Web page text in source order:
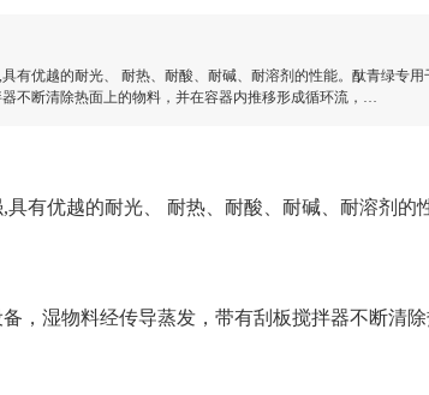
有优越的耐光、 耐热、耐酸、耐碱、耐溶剂的性能。酞青绿专
不断清除热面上的物料，并在容器内推移形成循环流，…
优越的耐光、 耐热、耐酸、耐碱、耐溶剂的
湿物料经传导蒸发，带有刮板搅拌器不断清